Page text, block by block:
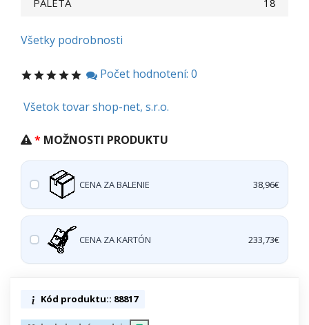
PALETA
18
Všetky podrobnosti
Počet hodnotení: 0
Všetok tovar shop-net, s.r.o.
MOŽNOSTI PRODUKTU
CENA ZA BALENIE 38,96€
CENA ZA KARTÓN 233,73€
Kód produktu:: 88817